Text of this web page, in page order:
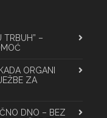
TRBUH” –
ORGANI
ZA
DNO – BEZ